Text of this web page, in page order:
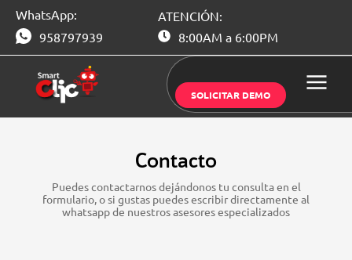
contenido
WhatsApp:
958797939
ATENCIÓN:
8:00AM a 6:00PM
SOLICITAR DEMO
Contacto
Puedes contactarnos dejándonos tu consulta en el
formulario, o si gustas puedes escribir directamente al
whatsapp de nuestros asesores especializados